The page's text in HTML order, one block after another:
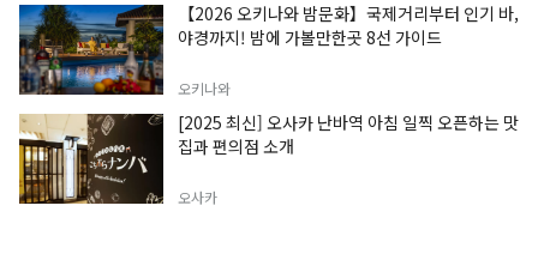
【2026 오키나와 밤문화】국제거리부터 인기 바,
야경까지! 밤에 가볼만한곳 8선 가이드
오키나와
[2025 최신] 오사카 난바역 아침 일찍 오픈하는 맛
집과 편의점 소개
오사카